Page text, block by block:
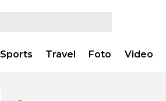
Sports Travel Foto Video